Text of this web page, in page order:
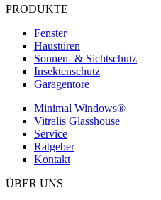
PRODUKTE
Fenster
Haustüren
Sonnen- & Sichtschutz
Insektenschutz
Garagentore
Minimal Windows®
Vitralis Glasshouse
Service
Ratgeber
Kontakt
ÜBER UNS